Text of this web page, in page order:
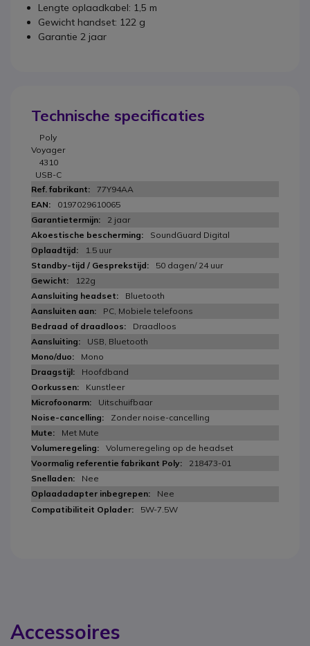
Lengte oplaadkabel: 1,5 m
Gewicht handset: 122 g
Garantie 2 jaar
Technische specificaties
Poly
Voyager
4310
USB-C
77Y94AA
0197029610065
2 jaar
SoundGuard Digital
1.5 uur
50 dagen/ 24 uur
122g
Bluetooth
PC, Mobiele telefoons
Draadloos
USB, Bluetooth
Mono
Hoofdband
Kunstleer
Uitschuifbaar
Zonder noise-cancelling
Met Mute
Volumeregeling op de headset
218473-01
Nee
Nee
5W-7.5W
Accessoires